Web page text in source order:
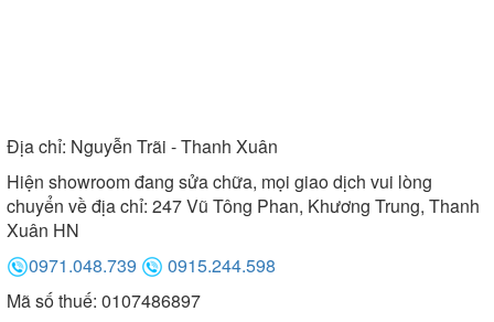
Địa chỉ: Nguyễn Trãi - Thanh Xuân
Hiện showroom đang sửa chữa, mọi giao dịch vui lòng
chuyển về địa chỉ: 247 Vũ Tông Phan, Khương Trung, Thanh
Xuân HN
0971.048.739
0915.244.598
Mã số thuế: 0107486897